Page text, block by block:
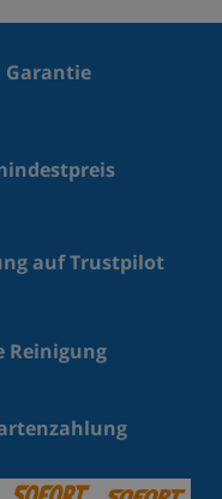
Garantie
auf Trustpilot
Reinigung